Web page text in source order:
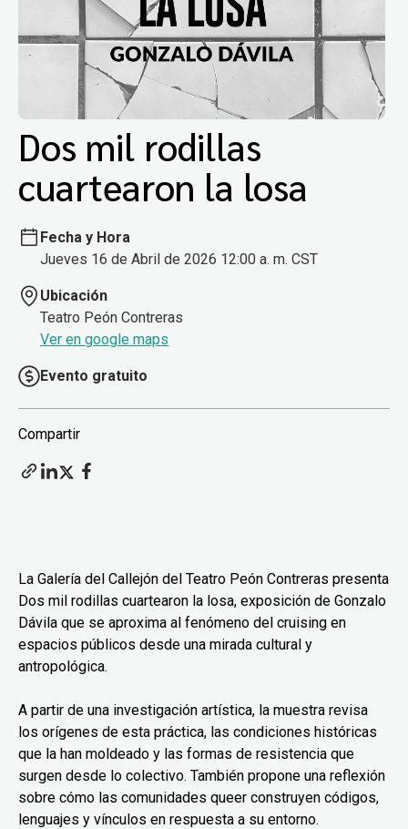
Dos mil rodillas
cuartearon la losa
Fecha y Hora
Jueves 16 de Abril de 2026 12:00 a. m. CST
Ubicación
Teatro Peón Contreras
Ver en google maps
Evento gratuito
Compartir
La Galería del Callejón del Teatro Peón Contreras presenta
Dos mil rodillas cuartearon la losa, exposición de Gonzalo
Dávila que se aproxima al fenómeno del cruising en
espacios públicos desde una mirada cultural y
antropológica.
A partir de una investigación artística, la muestra revisa
los orígenes de esta práctica, las condiciones históricas
que la han moldeado y las formas de resistencia que
surgen desde lo colectivo. También propone una reflexión
sobre cómo las comunidades queer construyen códigos,
lenguajes y vínculos en respuesta a su entorno.